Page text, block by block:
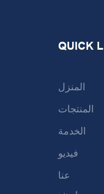
QUICK
المنزل
المنتجات
الخدمة
فيديو
عنا